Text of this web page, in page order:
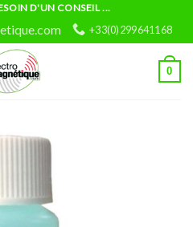
D'UN CONSEIL ...
+33(0)299641168
0